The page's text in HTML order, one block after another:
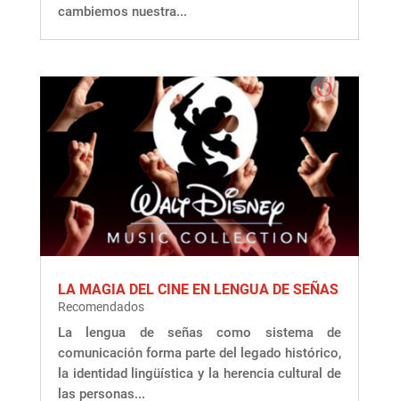
cambiemos nuestra...
LA MAGIA DEL CINE EN LENGUA DE SEÑAS
Recomendados
La lengua de señas como sistema de
comunicación forma parte del legado histórico,
la identidad lingüística y la herencia cultural de
las personas...